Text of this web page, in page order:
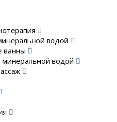
водой
ванны
водой